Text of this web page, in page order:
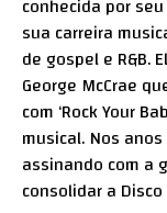
conhecida por seu
sua carreira
de gospel e R&B.
George McCrae
com ‘Rock Your
musical. Nos
assinando com a
consolidar a